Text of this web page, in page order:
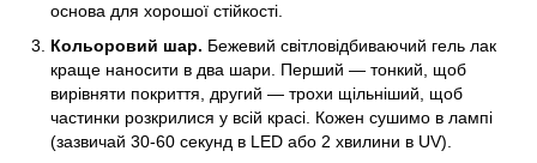
основа для хорошої стійкості.
Кольоровий шар. Бежевий світловідбиваючий гель лак
краще наносити в два шари. Перший — тонкий, щоб
вирівняти покриття, другий — трохи щільніший, щоб
частинки розкрилися у всій красі. Кожен сушимо в лампі
(зазвичай 30-60 секунд в LED або 2 хвилини в UV).